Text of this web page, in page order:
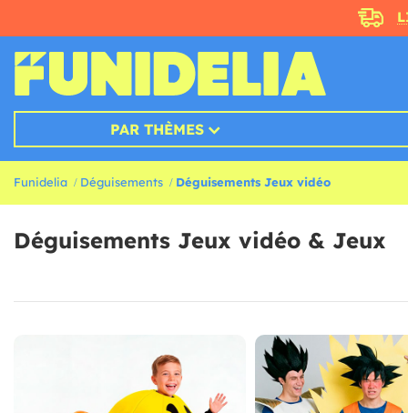
PAR THÈMES
Funidelia Déguisements Déguisements Jeux vidéo
Déguisements Jeux vidéo & Jeux